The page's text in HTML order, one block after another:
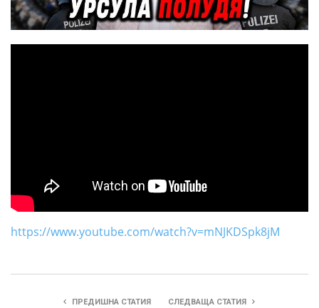
https://www.youtube.com/watch?v=mNJKDSpk8jM
ПРЕДИШНА СТАТИЯ СЛЕДВАЩА СТАТИЯ